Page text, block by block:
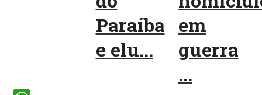
Paraíba
e elu...
em
guerra
...